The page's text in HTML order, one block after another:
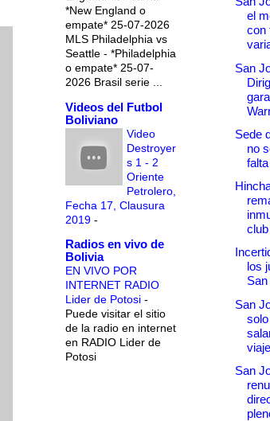
*New England o
empate* 25-07-2026
MLS Philadelphia vs
Seattle - *Philadelphia
o empate* 25-07-
2026 Brasil serie ...
Videos del Futbol
Boliviano
Video
Destroyer
s 1 - 2
Oriente
Petrolero,
Fecha 17, Clausura
2019 -
Radios en vivo de
Bolivia
EN VIVO POR
INTERNET RADIO
Lider de Potosi -
Puede visitar el sitio
de la radio en internet
en RADIO Lider de
Potosi
el
con
San
Sede
no
los
San
viaje
San